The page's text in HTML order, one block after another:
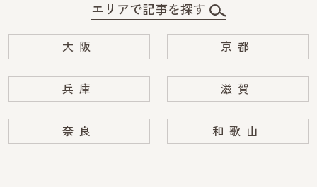
エリアで記事を探す
大阪 京都
兵庫 滋賀
奈良 和歌山